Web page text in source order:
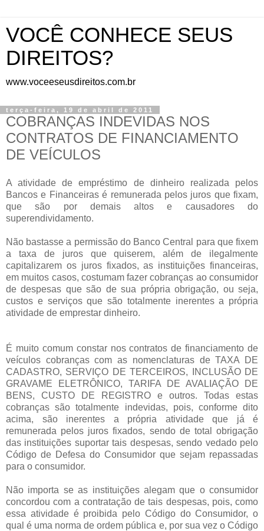
VOCÊ CONHECE SEUS
DIREITOS?
www.voceeseusdireitos.com.br
terça-feira, 19 de abril de 2011
COBRANÇAS INDEVIDAS NOS
CONTRATOS DE FINANCIAMENTO
DE VEÍCULOS
A atividade de empréstimo de dinheiro realizada pelos
Bancos e Financeiras é remunerada pelos juros que fixam,
que são por demais altos e causadores do
superendividamento.
Não bastasse a permissão do Banco Central para que fixem
a taxa de juros que quiserem, além de ilegalmente
capitalizarem os juros fixados, as instituições financeiras,
em muitos casos, costumam fazer cobranças ao consumidor
de despesas que são de sua própria obrigação, ou seja,
custos e serviços que são totalmente inerentes a própria
atividade de emprestar dinheiro.
É muito comum constar nos contratos de financiamento de
veículos cobranças com as nomenclaturas de TAXA DE
CADASTRO, SERVIÇO DE TERCEIROS, INCLUSÃO DE
GRAVAME ELETRÔNICO, TARIFA DE AVALIAÇÃO DE
BENS, CUSTO DE REGISTRO e outros. Todas estas
cobranças são totalmente indevidas, pois, conforme dito
acima, são inerentes a própria atividade que já é
remunerada pelos juros fixados, sendo de total obrigação
das instituições suportar tais despesas, sendo vedado pelo
Código de Defesa do Consumidor que sejam repassadas
para o consumidor.
Não importa se as instituições alegam que o consumidor
concordou com a contratação de tais despesas, pois, como
essa atividade é proibida pelo Código do Consumidor, o
qual é uma norma de ordem pública e, por sua vez o Código